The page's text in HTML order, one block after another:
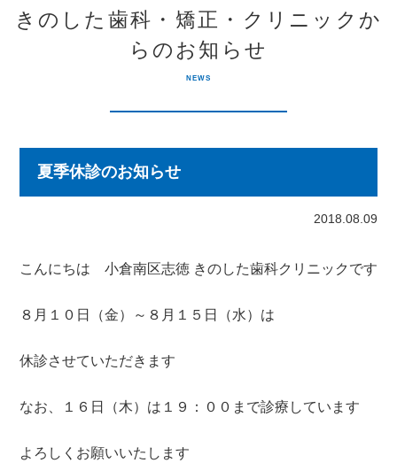
きのした歯科・矯正・クリニックか
らのお知らせ
NEWS
夏季休診のお知らせ
2018.08.09
こんにちは 小倉南区志徳 きのした歯科クリニックです
８月１０日（金）～８月１５日（水）は
休診させていただきます
なお、１６日（木）は１９：００まで診療しています
よろしくお願いいたします